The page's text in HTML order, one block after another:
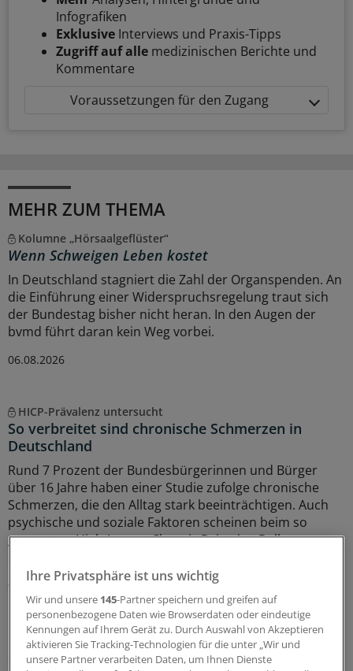
Infografiken
Exklusive Interviews und Praxis-Tipps
Zugriff auf alle medizinischen Berichte und
Kommentare
Voraussetzungen für den Zugang
MEHR ZUM THEMA
Kolumne „Hörsaalgeflüster“
Wenn Schweigen Leben kostet
In Deutschland stagniert die Zahl der Organspenden. An
die Einführung einer Widerspruchsregelung traut sich
der Bundestag bisher nicht heran. In den Augen der
bvmd führt daran kein Weg vorbei.
06.08.2026
HICP-Prävalenz untersucht
So verbreitet sind chronische Schmerzen in
Deutschland
Rund 7 Prozent der Bundesbürgerinnen und Bürger
über 16 Jahre haben einer Studie zufolge chronische
Schmerzen, die den Alltag stark beeinträchtigen. Auch
psychische und soziale Faktoren scheinen beim so
genannten High-Impact Chronic Pain eine Rolle zu
05.08.2026
Primärversorgung
Sozialverband plädiert für nichtärztliche
Ihre Privatsphäre ist uns wichtig
Wir und unsere 145-Partner speichern und greifen auf
personenbezogene Daten wie Browserdaten oder eindeutige
Kennungen auf Ihrem Gerät zu. Durch Auswahl von Akzeptieren
aktivieren Sie Tracking-Technologien für die unter „Wir und
unsere Partner verarbeiten Daten, um Ihnen Dienste